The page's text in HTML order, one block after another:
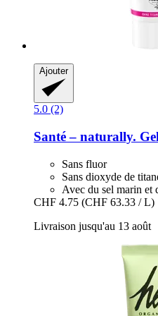
Ajouter
5.0 (2)
Santé – naturally.
Sans fluor
Sans dioxyde de
Avec du sel marin et
CHF 4.75 (CHF 63.33 / L)
Livraison jusqu'au 13 août